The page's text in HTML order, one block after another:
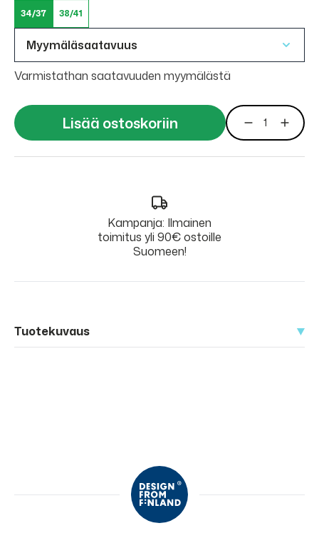
34/37
38/41
Myymäläsaatavuus
Varmistathan saatavuuden myymälästä
Lisää ostoskoriin
Kampanja: Ilmainen
toimitus yli 90€ ostoille
Suomeen!
Tuotekuvaus